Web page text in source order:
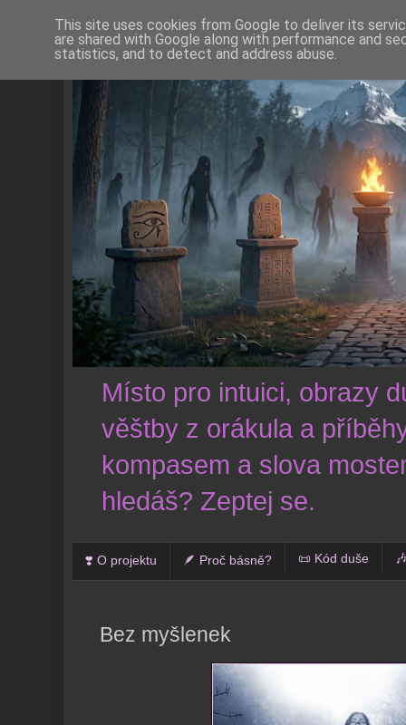
Místo pro intuici, obrazy
věštby z orákula a
kompasem a slova
hledáš? Zeptej se.
❣️ O projektu 🪶 Proč básně? 📜 Kód duše
Bez myšlenek
This site uses cookies from Google to deliver its
are shared with Google along with performance and
statistics, and to detect and address abuse.